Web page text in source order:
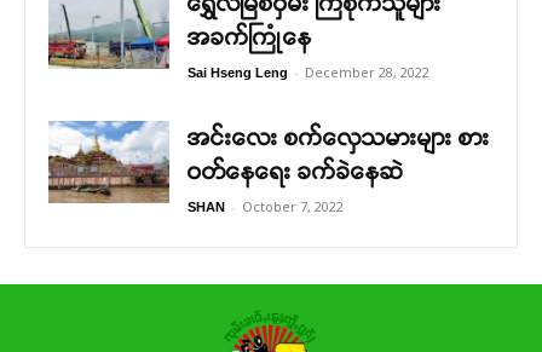
အခက်ကြုံနေ
Sai Hseng Leng - December 28, 2022
အင်းလေး စက်လှေသမားများ စား
ဝတ်နေရေး ခက်ခဲနေဆဲ
SHAN - October 7, 2022